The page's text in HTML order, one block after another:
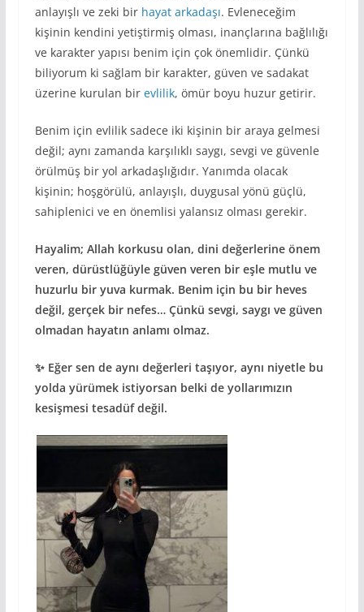
anlayışlı ve zeki bir hayat arkadaşı. Evleneceğim
kişinin kendini yetiştirmiş olması, inançlarına bağlılığı
ve karakter yapısı benim için çok önemlidir. Çünkü
biliyorum ki sağlam bir karakter, güven ve sadakat
üzerine kurulan bir evlilik, ömür boyu huzur getirir.
Benim için evlilik sadece iki kişinin bir araya gelmesi
değil; aynı zamanda karşılıklı saygı, sevgi ve güvenle
örülmüş bir yol arkadaşlığıdır. Yanımda olacak
kişinin; hoşgörülü, anlayışlı, duygusal yönü güçlü,
sahiplenici ve en önemlisi yalansız olması gerekir.
Hayalim; Allah korkusu olan, dini değerlerine önem
veren, dürüstlüğüyle güven veren bir eşle mutlu ve
huzurlu bir yuva kurmak. Benim için bu bir heves
değil, gerçek bir nefes… Çünkü sevgi, saygı ve güven
olmadan hayatın anlamı olmaz.
✨ Eğer sen de aynı değerleri taşıyor, aynı niyetle bu
yolda yürümek istiyorsan belki de yollarımızın
kesişmesi tesadüf değil.